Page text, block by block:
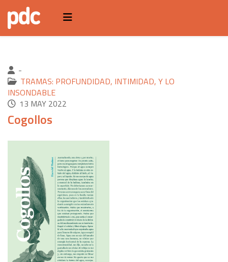
-
TRAMAS: PROFUNDIDAD, INTIMIDAD, Y LO
INSONDABLE
13 MAY 2022
Cogollos